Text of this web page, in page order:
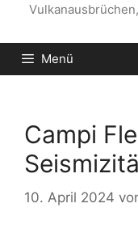
Menü
Campi
10. April 2024